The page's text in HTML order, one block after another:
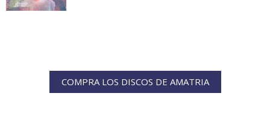
COMPRA LOS DISCOS DE AMATRIA